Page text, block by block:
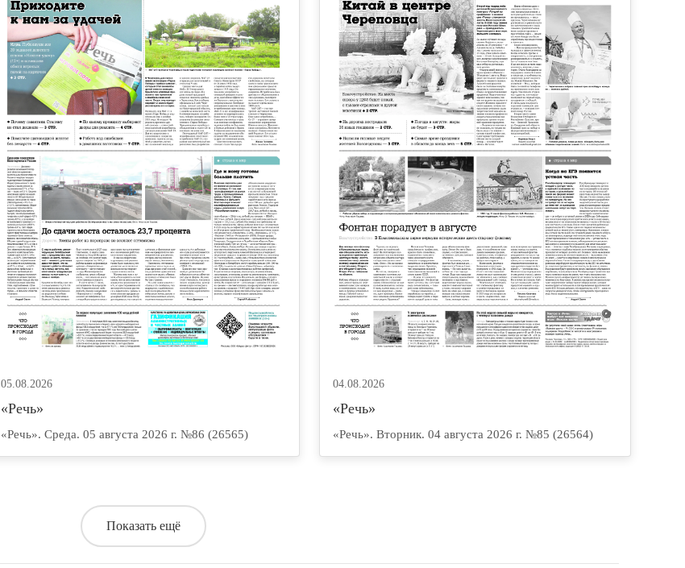
05.08.2026
«Речь»
«Речь». Среда. 05 августа 2026 г. №86 (26565)
04.08.2026
«Речь»
«Речь». Вторник. 04 августа 2026 г. №85 (26564)
Показать ещё